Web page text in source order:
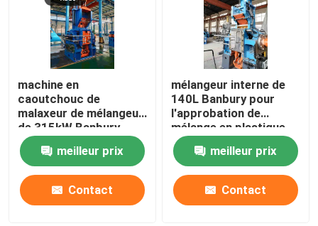
machine en
caoutchouc de
malaxeur de mélangeur
de 315kW Banbury
pour le mélange en
caoutchoucmeilleur prix
Contact
mélangeur interne de
140L Banbury pour
l'approbation de
mélange en plastique
en caoutchouc d'OIN
meilleur prix
Contact